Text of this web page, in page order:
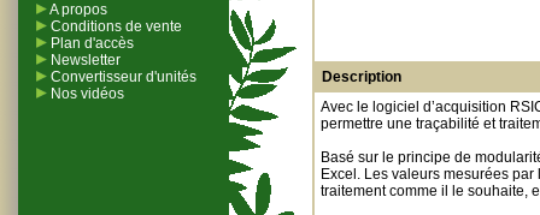
A propos
Conditions de vente
Plan d'accès
Newsletter
Convertisseur d'unités
Nos vidéos
Description
Avec le logiciel d’acquisition
permettre une traçabilité et
Basé sur le principe de
Excel. Les valeurs mesurées
traitement comme il le souhaite,